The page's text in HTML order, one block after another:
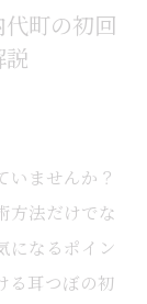
町の初回
いませんか？
方法だけでな
になるポイン
る耳つぼの初